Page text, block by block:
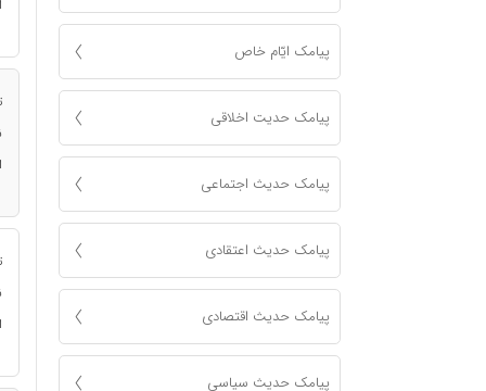
پیامک ايّام خاص
پیامک حدیت اخلاقی
پیامک حدیث اجتماعی
پیامک حدیث اعتقادی
پیامک حدیث اقتصادی
پیامک حدیث سیاسی